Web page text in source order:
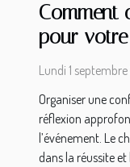
Comment
pour
en Europe
Lundi 1
Organiser une
réflexion
l’événement. Le
dans la réussite